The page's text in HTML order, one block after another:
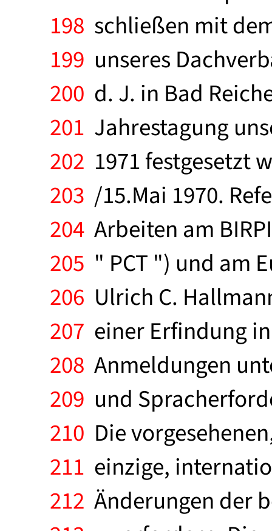
198 schließen mit
199 unseres
200 d. J. in Bad
201 Jahrestagung
202 1971 festgesetzt
203 /15.Mai 1970.
204 Arbeiten am
205 " PCT ") und am
206 Ulrich C.
207 einer Erfindung
208 Anmeldungen
209 und
210 Die
211 einzige,
212 Änderungen der